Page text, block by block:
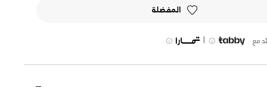
المفضلة
مع |